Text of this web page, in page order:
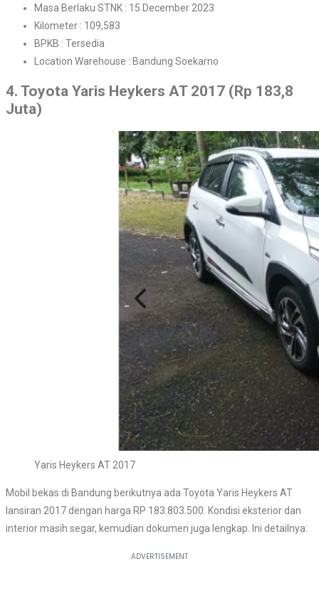
Masa Berlaku STNK : 15 December 2023
Kilometer : 109,583
BPKB : Tersedia
Location Warehouse : Bandung Soekarno
4. Toyota Yaris Heykers AT 2017 (Rp 183,8
Juta)
Yaris Heykers AT 2017
Mobil bekas di Bandung berikutnya ada Toyota Yaris Heykers AT
lansiran 2017 dengan harga RP 183.803.500. Kondisi eksterior dan
interior masih segar, kemudian dokumen juga lengkap. Ini detailnya: